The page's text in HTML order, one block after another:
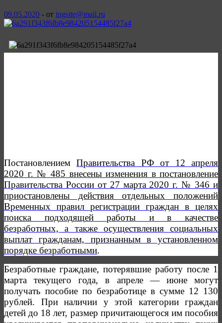
09.05.2020 - от ingsite@mail.ru
ПостановлениемПравительства РФ от 12 апреля
2020 г. № 485 внесены изменения в постановление
Правительства России от 27 марта 2020 г. № 346 и
приостановлены действия отдельных положений
Временных правил регистрации граждан в целях
поиска подходящей работы и в качестве
безработных, а также осуществления социальных
выплат гражданам, признанным в установленном
порядке безработными.
Безработные граждане, потерявшие работу после 1
марта текущего года, в апреле — июне могут
получать пособие по безработице в сумме 12 130
рублей. При наличии у этой категории граждан
детей до 18 лет, размер причитающегося им пособия